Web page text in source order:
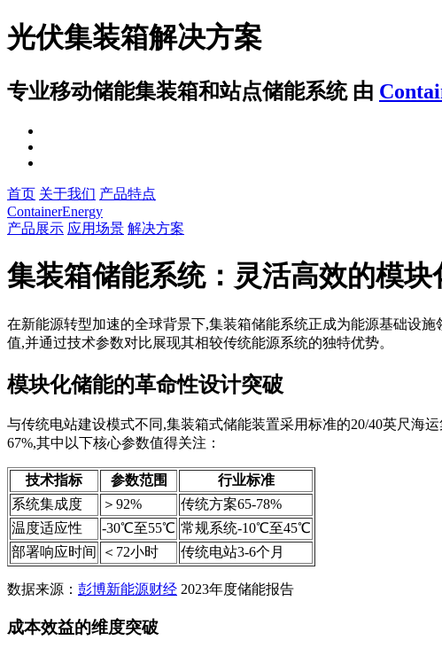
光伏集装箱解决方案
专业移动储能集装箱和站点储能系统 由
首页 关于我们 产品特点
ContainerEnergy
产品展示 应用场景 解决方案
集装箱储能系统：灵活高效的模
在新能源转型加速的全球背景下,集装箱储能系统正成为能源基础设
值,并通过技术参数对比展现其相较传统能源系统的独特优势。
模块化储能的革命性设计突破
与传统电站建设模式不同,集装箱式储能装置采用标准的20/40英尺海
67%,其中以下核心参数值得关注：
技术指标 参数范围
行业标准
系统集成度
＞92%
传统方案65-78%
温度适应性
-30℃至55℃ 常规系统-10℃至45℃
部署响应时间
＜72小时 传统电站3-6个月
数据来源： 彭博新能源财经 2023年度储能报告
成本效益的维度突破